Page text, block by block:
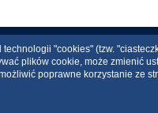
"cookies" (tzw.
plików cookie, może zmienić
poprawne korzystanie ze